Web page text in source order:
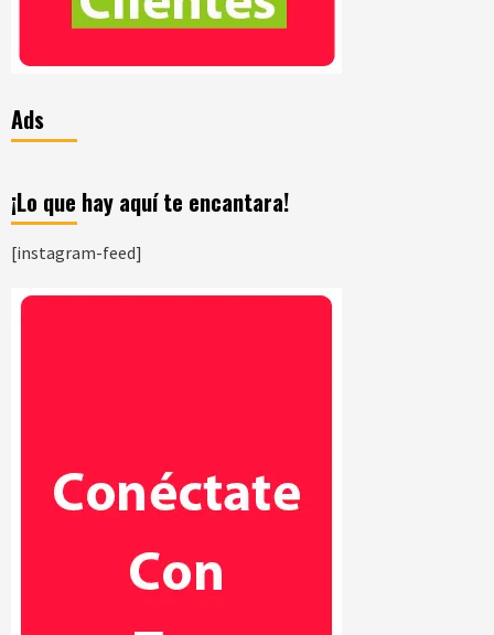
Ads
¡Lo que hay aquí te encantara!
[instagram-feed]